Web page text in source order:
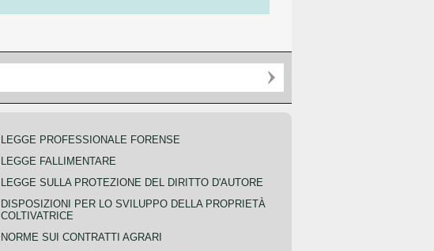
LEGGE PROFESSIONALE FORENSE
LEGGE FALLIMENTARE
LEGGE SULLA PROTEZIONE DEL DIRITTO D'AUTORE
DISPOSIZIONI PER LO SVILUPPO DELLA PROPRIETÀ
COLTIVATRICE
NORME SUI CONTRATTI AGRARI